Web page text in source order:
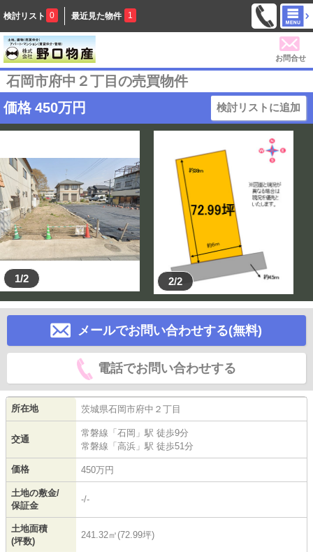
検討リスト 0 最近見た物件 1
お問合せ
石岡市府中２丁目の売買物件
価格 450万円 検討リストに追加
1/2 2/2
メールでお問い合わせする(無料)
電話でお問い合わせする
所在地 茨城県石岡市府中 ２丁目
交通
常磐線 「 石岡 」駅 徒歩9分
常磐線 「 高浜 」駅 徒歩51分
価格 450万円
土地の敷金/
保証金
-/-
土地面積
(坪数)
241.32㎡(72.99坪)